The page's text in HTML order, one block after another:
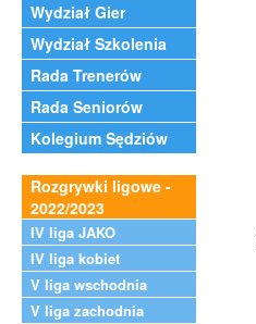
Wydział Gier
Wydział Szkolenia
Rada Trenerów
Rada Seniorów
Kolegium Sędziów
Rozgrywki ligowe -
2022/2023
IV liga JAKO
IV liga kobiet
V liga wschodnia
V liga zachodnia